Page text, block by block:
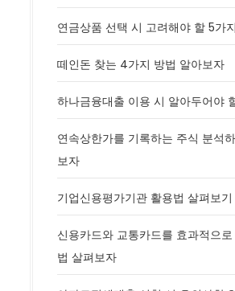
연금상품 선택 시 고려해야 할 5가
떼인돈 찾는 4가지 방법 알아보자
하나금융대출 이용 시 알아두어야
연속상한가를 기록하는 주식 분석
보자
기업신용평가기관 활용법 살펴보기
신용카드와 교통카드를 효과적으
법 살펴보자